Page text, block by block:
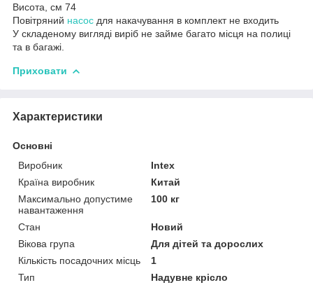
Висота, см 74
Повітряний насос для накачування в комплект не входить
У складеному вигляді виріб не займе багато місця на полиці
та в багажі.
Приховати
Характеристики
Основні
Виробник
Intex
Країна виробник
Китай
Максимально допустиме
навантаження
100 кг
Стан
Новий
Вікова група
Для дітей та дорослих
Кількість посадочних місць
1
Тип
Надувне крісло